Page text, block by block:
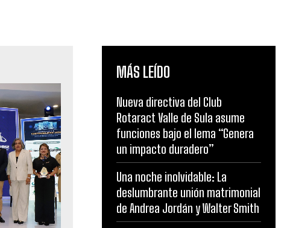
MÁS LEÍDO
Nueva directiva del Club
Rotaract Valle de Sula asume
funciones bajo el lema “Genera
un impacto duradero”
Una noche inolvidable: La
deslumbrante unión matrimonial
de Andrea Jordán y Walter Smith